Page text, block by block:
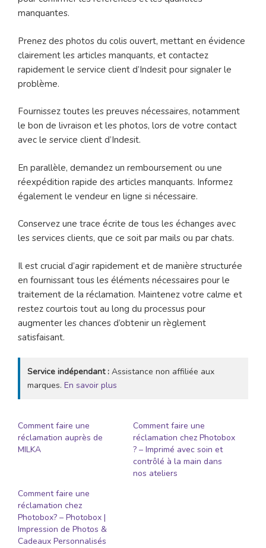
manquantes.
Prenez des photos du colis ouvert, mettant en évidence
clairement les articles manquants, et contactez
rapidement le service client d’Indesit pour signaler le
problème.
Fournissez toutes les preuves nécessaires, notamment
le bon de livraison et les photos, lors de votre contact
avec le service client d’Indesit.
En parallèle, demandez un remboursement ou une
réexpédition rapide des articles manquants. Informez
également le vendeur en ligne si nécessaire.
Conservez une trace écrite de tous les échanges avec
les services clients, que ce soit par mails ou par chats.
Il est crucial d’agir rapidement et de manière structurée
en fournissant tous les éléments nécessaires pour le
traitement de la réclamation. Maintenez votre calme et
restez courtois tout au long du processus pour
augmenter les chances d’obtenir un règlement
satisfaisant.
Service indépendant : Assistance non affiliée aux
marques. En savoir plus
Comment faire une
réclamation auprès de
MILKA
Comment faire une
réclamation chez Photobox
? – Imprimé avec soin et
contrôlé à la main dans
nos ateliers
Comment faire une
réclamation chez
Photobox? – Photobox |
Impression de Photos &
Cadeaux Personnalisés